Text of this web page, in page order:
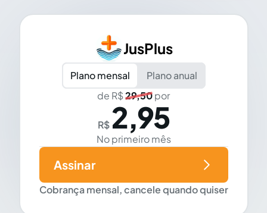
JusPlus
Plano mensal
Plano anual
de R$29,50por
R$ 2,95
No primeiro mês
Cobrança mensal, cancele quando quiser
Assinar